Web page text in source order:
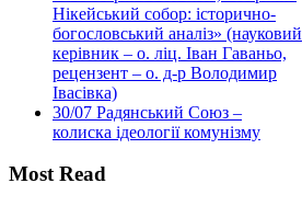
Нікейський собор: історично-
богословський аналіз» (науковий
керівник – о. ліц. Іван Гаваньо,
рецензент – о. д-р Володимир
Івасівка)
30/07 Радянський Союз –
колиска ідеології комунізму
Most Read